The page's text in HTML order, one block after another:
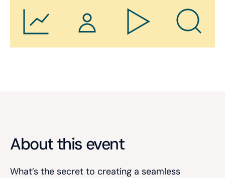
About this event
What’s the secret to creating a seamless